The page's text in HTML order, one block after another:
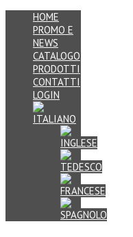
HOME
PROMO E
NEWS
CATALOGO
PRODOTTI
CONTATTI
LOGIN